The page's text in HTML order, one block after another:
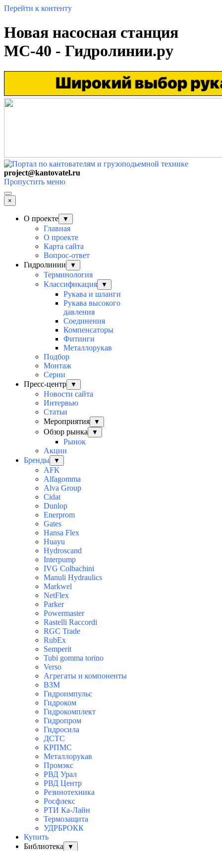
Перейти к контенту
Новая насосная станция
МС-40 - Гидролинии.ру
project@kantovatel.ru
Пропустить меню
×
О проекте ▼
Главная
О проекте
Карта сайта
Вопрос-ответ
Гидролинии
▼
Терминология
Классификация
▼
Рукава и шланги
Рукава высокого
давления
Соединения
Компенсаторы
Фитинги
Металлорукав
Подбор
Монтаж
Серии
Пресс-центр
▼
Новости сайта
Интервью
Статьи
Мероприятия
▼
Обзор рынка ▼
Рынок
Акции
Бренды
▼
AFK
Alfagomma
Alva Group
Cidat
Dunlop
Enerprom
Gates
Hansa Flex
Huayu
Hydroscand
Interpump
IVG Colbachini
Manuli Hydraulics
Markwel
NetFlex
Parker
Powermaster
Rastelli Raccordi
RGC Trade
RubEx
Semperit
Tubi gomma torino
Verso
Агрегаты и компоненты
ВЗМ
Гидроимпульс
Гидроком
Гидрокомплект
Гидропром
Гидросила
ДСТС
КРПМС
Металлорукав
Промэкс
РВД Урал
РВД Центр
Резинотехника
Росфлекс
РТИ Ка-Лайн
Термозащита
УДРБРОКК
Купить
Библиотека
▼